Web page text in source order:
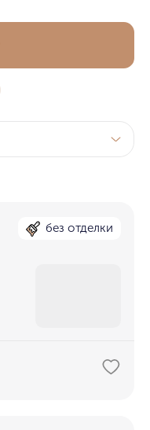
без отделки